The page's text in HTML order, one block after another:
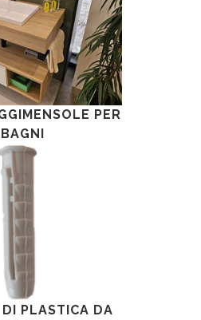
PER
BAGNI
PLASTICA DA